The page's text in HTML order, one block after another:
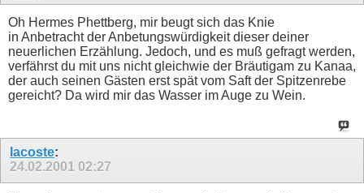
Oh Hermes Phettberg, mir beugt sich das Knie
in Anbetracht der Anbetungswürdigkeit dieser deiner
neuerlichen Erzählung. Jedoch, und es muß gefragt werden,
verfährst du mit uns nicht gleichwie der Bräutigam zu Kanaa,
der auch seinen Gästen erst spät vom Saft der Spitzenrebe
gereicht? Da wird mir das Wasser im Auge zu Wein.
lacoste:
24.02.2001 02:27